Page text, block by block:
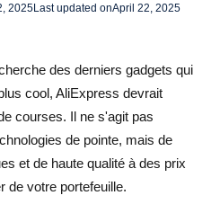
et achats sécurisés sur
évaluations vous aident à
en gadgets avec
dont vous ne saviez
2025Last updated onApril 22, 2025
des derniers gadgets qui
cool, AliExpress devrait
courses. Il ne s'agit pas
de pointe, mais de
et de haute qualité à des prix
de votre portefeuille.